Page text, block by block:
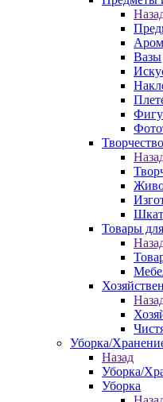
Вазы
Творчество
Товары
Уборка/
Назад
Уборка/
Уборка